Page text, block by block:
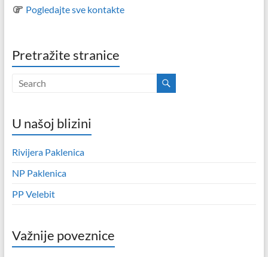
Pogledajte sve kontakte
Pretražite stranice
U našoj blizini
Rivijera Paklenica
NP Paklenica
PP Velebit
Važnije poveznice